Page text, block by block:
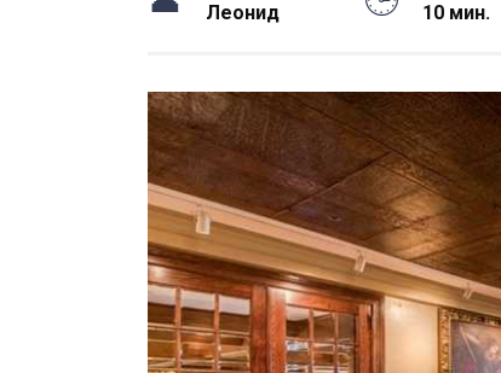
Леонид 10 мин.